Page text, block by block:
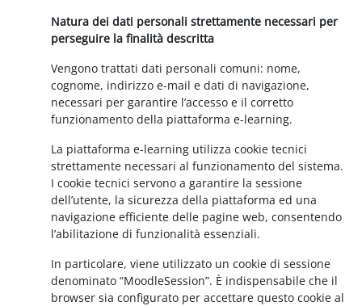
Natura dei dati personali strettamente necessari per
perseguire la finalità descritta
Vengono trattati dati personali comuni: nome,
cognome, indirizzo e-mail e dati di navigazione,
necessari per garantire l’accesso e il corretto
funzionamento della piattaforma e-learning.
La piattaforma e-learning utilizza cookie tecnici
strettamente necessari al funzionamento del sistema.
I cookie tecnici servono a garantire la sessione
dell’utente, la sicurezza della piattaforma ed una
navigazione efficiente delle pagine web, consentendo
l’abilitazione di funzionalità essenziali.
In particolare, viene utilizzato un cookie di sessione
denominato “MoodleSession”. È indispensabile che il
browser sia configurato per accettare questo cookie al